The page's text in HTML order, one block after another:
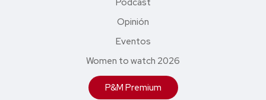
Podcast
Opinión
Eventos
Women to watch 2026
P&M Premium